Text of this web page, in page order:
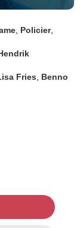
Policier,
Fries
Benno